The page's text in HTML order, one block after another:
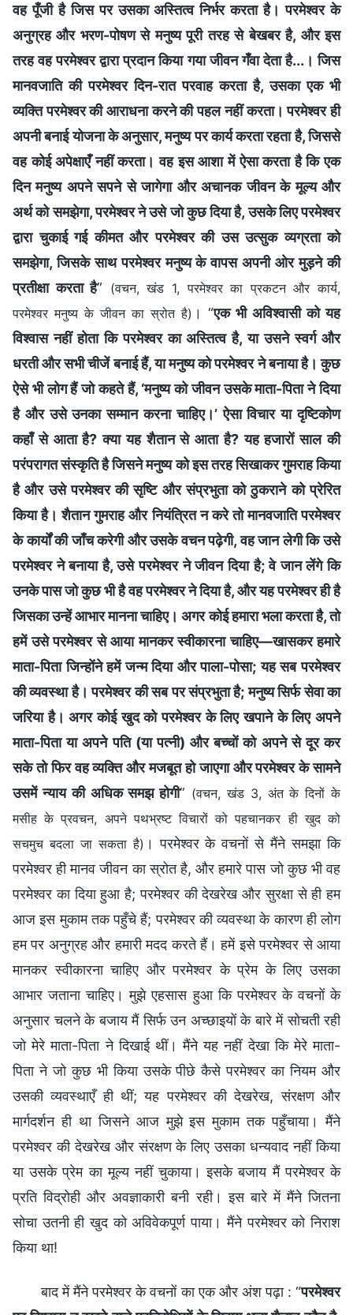
वह पूँजी है जिस पर उसका अस्तित्व निर्भर करता है। परमेश्वर के
अनुग्रह और भरण-पोषण से मनुष्य पूरी तरह से बेखबर है, और इस
तरह वह परमेश्वर द्वारा प्रदान किया गया जीवन गँवा देता है...। जिस
मानवजाति की परमेश्वर दिन-रात परवाह करता है, उसका एक भी
व्यक्ति परमेश्वर की आराधना करने की पहल नहीं करता। परमेश्वर ही
अपनी बनाई योजना के अनुसार, मनुष्य पर कार्य करता रहता है, जिससे
वह कोई अपेक्षाएँ नहीं करता। वह इस आशा में ऐसा करता है कि एक
दिन मनुष्य अपने सपने से जागेगा और अचानक जीवन के मूल्य और
अर्थ को समझेगा, परमेश्वर ने उसे जो कुछ दिया है, उसके लिए परमेश्वर
द्वारा चुकाई गई कीमत और परमेश्वर की उस उत्सुक व्यग्रता को
समझेगा, जिसके साथ परमेश्वर मनुष्य के वापस अपनी ओर मुड़ने की
प्रतीक्षा करता है” (वचन, खंड 1, परमेश्वर का प्रकटन और कार्य,
परमेश्वर मनुष्य के जीवन का स्रोत है) । “एक भी अविश्वासी को यह
विश्वास नहीं होता कि परमेश्वर का अस्तित्व है, या उसने स्वर्ग और
धरती और सभी चीजें बनाई हैं, या मनुष्य को परमेश्वर ने बनाया है। कुछ
ऐसे भी लोग हैं जो कहते हैं, ‘मनुष्य को जीवन उसके माता-पिता ने दिया
है और उसे उनका सम्मान करना चाहिए।’ ऐसा विचार या दृष्टिकोण
कहाँ से आता है? क्या यह शैतान से आता है? यह हजारों साल की
परंपरागत संस्कृति है जिसने मनुष्य को इस तरह सिखाकर गुमराह किया
है और उसे परमेश्वर की सृष्टि और संप्रभुता को ठुकराने को प्रेरित
किया है। शैतान गुमराह और नियंत्रित न करे तो मानवजाति परमेश्वर
के कार्यों की जाँच करेगी और उसके वचन पढ़ेगी, वह जान लेगी कि उसे
परमेश्वर ने बनाया है, उसे परमेश्वर ने जीवन दिया है; वे जान लेंगे कि
उनके पास जो कुछ भी है वह परमेश्वर ने दिया है, और यह परमेश्वर ही है
जिसका उन्हें आभार मानना चाहिए। अगर कोई हमारा भला करता है, तो
हमें उसे परमेश्वर से आया मानकर स्वीकारना चाहिए—खासकर हमारे
माता-पिता जिन्होंने हमें जन्म दिया और पाला-पोसा; यह सब परमेश्वर
की व्यवस्था है। परमेश्वर की सब पर संप्रभुता है; मनुष्य सिर्फ सेवा का
जरिया है। अगर कोई खुद को परमेश्वर के लिए खपाने के लिए अपने
माता-पिता या अपने पति (या पत्नी) और बच्चों को अपने से दूर कर
सके तो फिर वह व्यक्ति और मजबूत हो जाएगा और परमेश्वर के सामने
उसमें न्याय की अधिक समझ होगी” (वचन, खंड 3, अंत के दिनों के
मसीह के प्रवचन, अपने पथभ्रष्‍ट विचारों को पहचानकर ही खुद को
सचमुच बदला जा सकता है) । परमेश्वर के वचनों से मैंने समझा कि
परमेश्वर ही मानव जीवन का स्रोत है, और हमारे पास जो कुछ भी वह
परमेश्वर का दिया हुआ है; परमेश्वर की देखरेख और सुरक्षा से ही हम
आज इस मुकाम तक पहुँचे हैं; परमेश्वर की व्यवस्था के कारण ही लोग
हम पर अनुग्रह और हमारी मदद करते हैं। हमें इसे परमेश्वर से आया
मानकर स्वीकारना चाहिए और परमेश्वर के प्रेम के लिए उसका
आभार जताना चाहिए। मुझे एहसास हुआ कि परमेश्वर के वचनों के
अनुसार चलने के बजाय मैं सिर्फ उन अच्छाइयों के बारे में सोचती रही
जो मेरे माता-पिता ने दिखाई थीं। मैंने यह नहीं देखा कि मेरे माता-
पिता ने जो कुछ भी किया उसके पीछे कैसे परमेश्वर का नियम और
उसकी व्यवस्थाएँ ही थीं; यह परमेश्वर की देखरेख, संरक्षण और
मार्गदर्शन ही था जिसने आज मुझे इस मुकाम तक पहुँचाया। मैंने
परमेश्वर की देखरेख और संरक्षण के लिए उसका धन्यवाद नहीं किया
या उसके प्रेम का मूल्य नहीं चुकाया। इसके बजाय मैं परमेश्वर के
प्रति विद्रोही और अवज्ञाकारी बनी रही। इस बारे में मैंने जितना
सोचा उतनी ही खुद को अविवेकपूर्ण पाया। मैंने परमेश्वर को निराश
किया था!
बाद में मैंने परमेश्वर के वचनों का एक और अंश पढ़ा : “परमेश्वर